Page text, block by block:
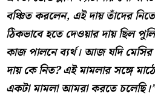
বঞ্চিত করলেন, এই দায় তাঁদের
ঠিকভাবে হতে দেওয়ার দায় ছিল
কাজ পালনে ব্যর্থ। আজ যদি
দায় কে নিত? এই মামলার সঙ্গে
একটা মামলা আমরা করতে চলেছি।”